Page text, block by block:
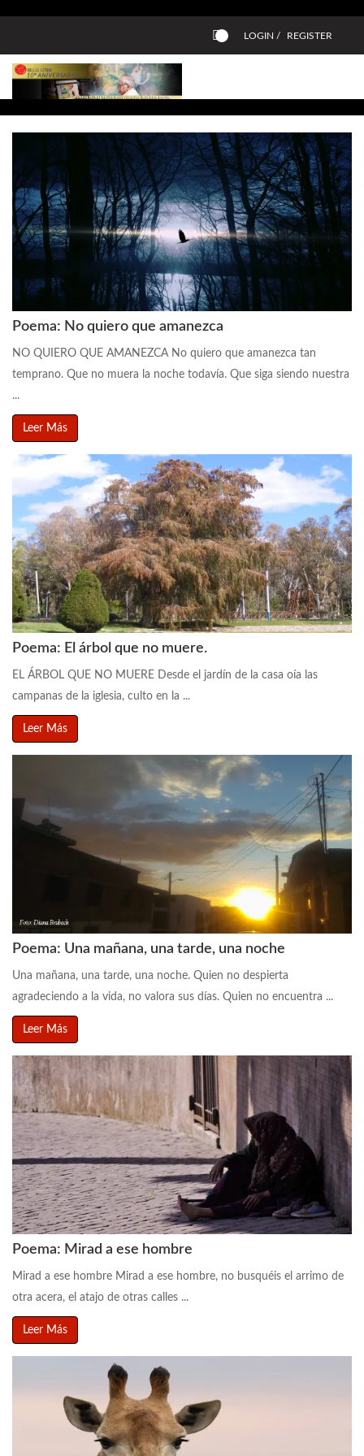
LOGIN / REGISTER
Poema: No quiero que amanezca
NO QUIERO QUE AMANEZCA No quiero que amanezca tan
temprano. Que no muera la noche todavía. Que siga siendo nuestra
...
Leer Más
Poema: El árbol que no muere.
EL ÁRBOL QUE NO MUERE Desde el jardín de la casa oía las
campanas de la iglesia, culto en la ...
Leer Más
Poema: Una mañana, una tarde, una noche
Una mañana, una tarde, una noche. Quien no despierta
agradeciendo a la vida, no valora sus días. Quien no encuentra ...
Leer Más
Poema: Mirad a ese hombre
Mirad a ese hombre Mirad a ese hombre, no busquéis el arrimo de
otra acera, el atajo de otras calles ...
Leer Más